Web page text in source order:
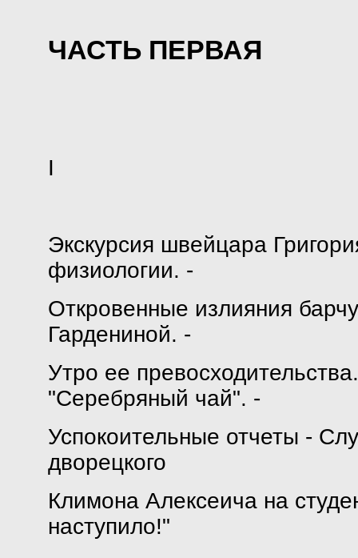
ЧАСТЬ ПЕРВАЯ
I
Экскурсия швейцара
физиологии. -
Откровенные излияния
Гардениной. -
Утро ее
"Серебряный чай". -
Успокоительные отчеты -
дворецкого
Климона Алексеича на
наступило!"